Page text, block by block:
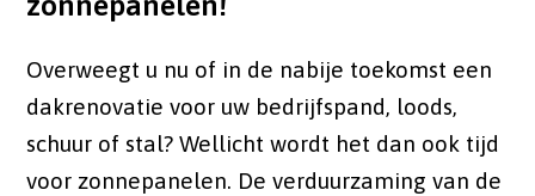
Overweegt u nu of in de nabije toekomst een
dakrenovatie voor uw bedrijfspand, loods,
schuur of stal? Wellicht wordt het dan ook tijd
voor zonnepanelen. De verduurzaming van de